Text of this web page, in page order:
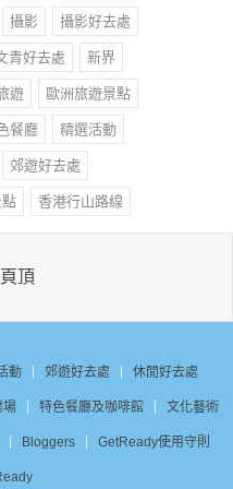
攝影 攝影好去處
青好去處 新界
遊 歐洲旅遊景點
餐廳 精選活動
郊遊好去處
香港行山路線
頂
動 郊遊好去處 休閒好去處
場 特色餐廳及咖啡館 文化藝術
Bloggers GetReady使用守則